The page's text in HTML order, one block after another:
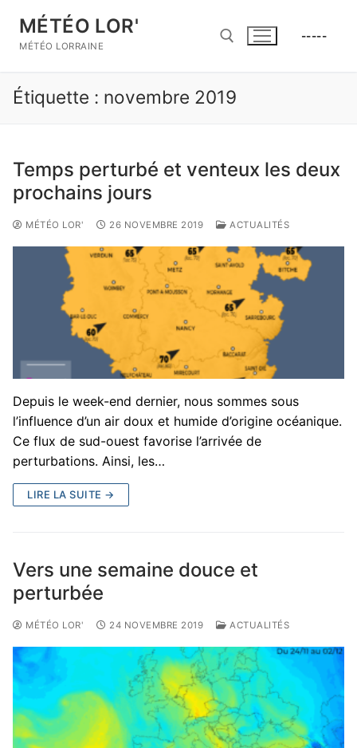
contenu
MÉTÉO LOR'
MÉTÉO LORRAINE
Rechercher :
-----
Étiquette : novembre 2019
Temps perturbé et venteux les deux
prochains jours
MÉTÉO LOR' 26 NOVEMBRE 2019 ACTUALITÉS
Depuis le week-end dernier, nous sommes sous
l’influence d’un air doux et humide d’origine océanique.
Ce flux de sud-ouest favorise l’arrivée de
perturbations. Ainsi, les…
LIRE LA SUITE →
Vers une semaine douce et
perturbée
MÉTÉO LOR' 24 NOVEMBRE 2019 ACTUALITÉS